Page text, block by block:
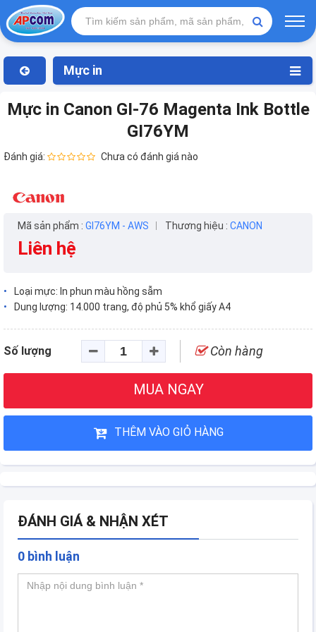
Mực in
Mực in Canon GI-76 Magenta Ink Bottle
GI76YM
Đánh giá: Chưa có đánh giá nào
Mã sản phẩm : GI76YM - AWS Thương hiệu : CANON
Liên hệ
Loại mực: In phun màu hồng sẫm
Dung lượng: 14.000 trang, độ phủ 5% khổ giấy A4
Số lượng Còn hàng
MUA NGAY
THÊM VÀO GIỎ HÀNG
ĐÁNH GIÁ & NHẬN XÉT
0 bình luận